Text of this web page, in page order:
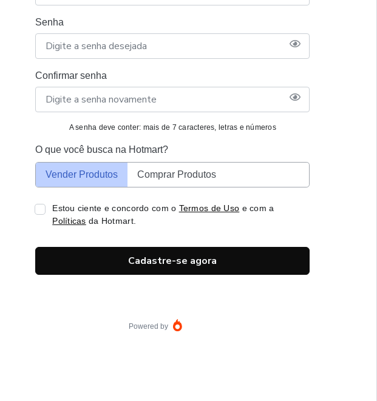
Senha
Confirmar senha
A senha deve conter: mais de 7 caracteres, letras e números
O que você busca na Hotmart?
Vender Produtos Comprar Produtos
Estou ciente e concordo com o Termos de Uso e com a
Políticas da Hotmart.
Cadastre-se agora
Powered by